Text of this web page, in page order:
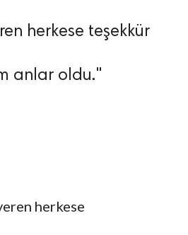
herkese teşekkür
anlar oldu."
herkese